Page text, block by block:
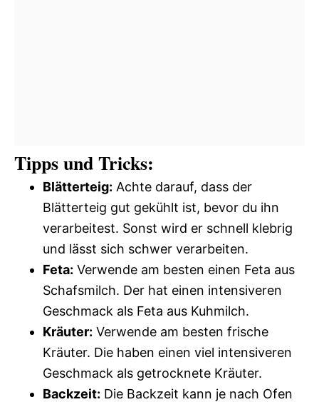
Tipps und Tricks:
Blätterteig: Achte darauf, dass der
Blätterteig gut gekühlt ist, bevor du ihn
verarbeitest. Sonst wird er schnell klebrig
und lässt sich schwer verarbeiten.
Feta: Verwende am besten einen Feta aus
Schafsmilch. Der hat einen intensiveren
Geschmack als Feta aus Kuhmilch.
Kräuter: Verwende am besten frische
Kräuter. Die haben einen viel intensiveren
Geschmack als getrocknete Kräuter.
Backzeit: Die Backzeit kann je nach Ofen